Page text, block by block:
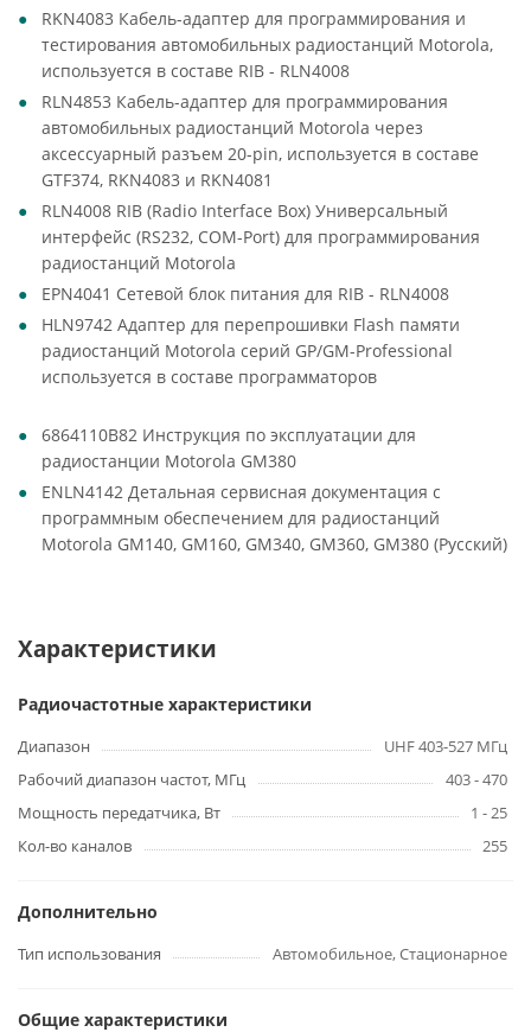
RKN4083 Кабель-адаптер для программирования и
тестирования автомобильных радиостанций Motorola,
используется в составе RIB - RLN4008
RLN4853 Кабель-адаптер для программирования
автомобильных радиостанций Motorola через
аксессуарный разъем 20-pin, используется в составе
GTF374, RKN4083 и RKN4081
RLN4008 RIB (Radio Interface Box) Универсальный
интерфейс (RS232, COM-Port) для программирования
радиостанций Motorola
EPN4041 Сетевой блок питания для RIB - RLN4008
HLN9742 Адаптер для перепрошивки Flash памяти
радиостанций Motorola серий GP/GM-Professional
используется в составе программаторов
6864110B82 Инструкция по эксплуатации для
радиостанции Motorola GM380
ENLN4142 Детальная сервисная документация с
программным обеспечением для радиостанций
Motorola GM140, GM160, GM340, GM360, GM380 (Русский)
Характеристики
Радиочастотные характеристики
Диапазон
UHF 403-527 МГц
Рабочий диапазон частот, МГц
403 - 470
Мощность передатчика, Вт
1 - 25
Кол-во каналов
255
Дополнительно
Тип использования Автомобильное, Стационарное
Общие характеристики